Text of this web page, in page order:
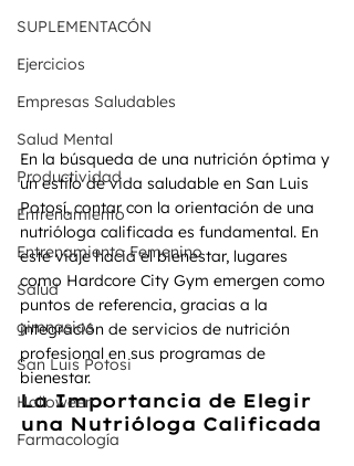
SUPLEMENTACÓN
Ejercicios
Empresas Saludables
Salud Mental
Productividad
Entrenamiento
Entrenamiento Femenino
Salud
gimnasios
San Luis Potosi
Halloween
Farmacología
En la búsqueda de una nutrición óptima y
un estilo de vida saludable en San Luis
Potosí, contar con la orientación de una
nutrióloga calificada es fundamental. En
este viaje hacia el bienestar, lugares
como Hardcore City Gym emergen como
puntos de referencia, gracias a la
integración de servicios de nutrición
profesional en sus programas de
bienestar.
La Importancia de Elegir
una Nutrióloga Calificada